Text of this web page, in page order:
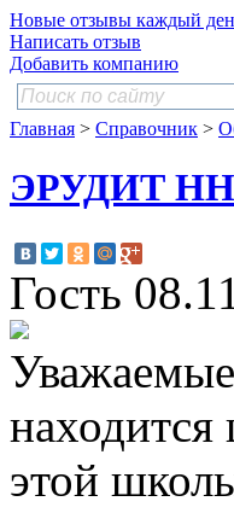
Новые отзывы каждый
Написать отзыв
Добавить компанию
Главная > Справочник >
ЭРУДИТ
Гость
этой